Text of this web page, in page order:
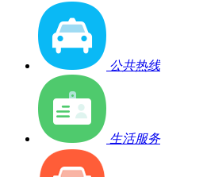
公共热线
生活服务